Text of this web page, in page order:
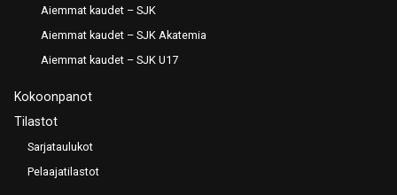
Aiemmat kaudet – SJK
Aiemmat kaudet – SJK Akatemia
Aiemmat kaudet – SJK U17
Kokoonpanot
Tilastot
Sarjataulukot
Pelaajatilastot